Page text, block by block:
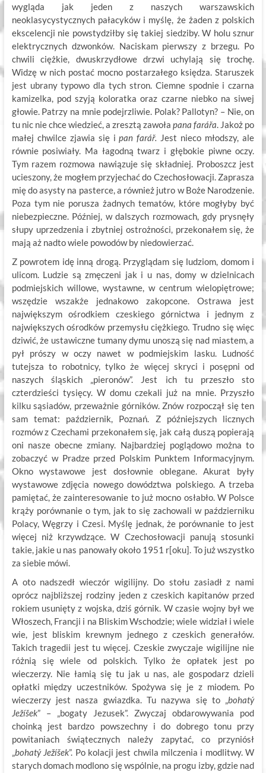
wygląda jak jeden z naszych warszawskich
neoklasycystycznych pałacyków i myślę, że żaden z polskich
ekscelencji nie powstydziłby się takiej siedziby. W holu sznur
elektrycznych dzwonków. Naciskam pierwszy z brzegu. Po
chwili ciężkie, dwuskrzydłowe drzwi uchylają się trochę.
Widzę w nich postać mocno postarzałego księdza. Staruszek
jest ubrany typowo dla tych stron. Ciemne spodnie i czarna
kamizelka, pod szyją koloratka oraz czarne niebko na siwej
głowie. Patrzy na mnie podejrzliwie. Polak? Pallotyn? – Nie, on
tu nic nie chce wiedzieć, a zresztą zawołapana farářa. Jakoż po
małej chwilce zjawia się ipan farář. Jest nieco młodszy, ale
równie posiwiały. Ma łagodną twarz i głębokie piwne oczy.
Tym razem rozmowa nawiązuje się składniej. Proboszcz jest
ucieszony, że mogłem przyjechać do Czechosłowacji. Zaprasza
mię do asysty na pasterce, a również jutro w Boże Narodzenie.
Poza tym nie porusza żadnych tematów, które mogłyby być
niebezpieczne. Później, w dalszych rozmowach, gdy prysnęły
słupy uprzedzenia i zbytniej ostrożności, przekonałem się, że
mają aż nadto wiele powodów by niedowierzać.
Z powrotem idę inną drogą. Przyglądam się ludziom, domom i
ulicom. Ludzie są zmęczeni jak i u nas, domy w dzielnicach
podmiejskich willowe, wystawne, w centrum wielopiętrowe;
wszędzie wszakże jednakowo zakopcone. Ostrawa jest
największym ośrodkiem czeskiego górnictwa i jednym z
największych ośrodków przemysłu ciężkiego. Trudno się więc
dziwić, że ustawiczne tumany dymu unoszą się nad miastem, a
pył prószy w oczy nawet w podmiejskim lasku. Ludność
tutejsza to robotnicy, tylko że więcej skryci i posępni od
naszych śląskich „pieronów”. Jest ich tu przeszło sto
czterdzieści tysięcy. W domu czekali już na mnie. Przyszło
kilku sąsiadów, przeważnie górników. Znów rozpoczął się ten
sam temat: październik, Poznań. Z późniejszych licznych
rozmów z Czechami przekonałem się, jak całą duszą popierają
oni nasze obecne zmiany. Najbardziej poglądowo można to
zobaczyć w Pradze przed Polskim Punktem Informacyjnym.
Okno wystawowe jest dosłownie oblegane. Akurat były
wystawowe zdjęcia nowego dowództwa polskiego. A trzeba
pamiętać, że zainteresowanie to już mocno osłabło. W Polsce
krąży porównanie o tym, jak to się zachowali w październiku
Polacy, Węgrzy i Czesi. Myślę jednak, że porównanie to jest
więcej niż krzywdzące. W Czechosłowacji panują stosunki
takie, jakie u nas panowały około 1951 r[oku]. To już wszystko
za siebie mówi.
A oto nadszedł wieczór wigilijny. Do stołu zasiadł z nami
oprócz najbliższej rodziny jeden z czeskich kapitanów przed
rokiem usunięty z wojska, dziś górnik. W czasie wojny był we
Włoszech, Francji i na Bliskim Wschodzie; wiele widział i wiele
wie, jest bliskim krewnym jednego z czeskich generałów.
Takich tragedii jest tu więcej. Czeskie zwyczaje wigilijne nie
różnią się wiele od polskich. Tylko że opłatek jest po
wieczerzy. Nie łamią się tu jak u nas, ale gospodarz dzieli
opłatki między uczestników. Spożywa się je z miodem. Po
wieczerzy jest nasza gwiazdka. Tu nazywa się to „bohatý
Ježíšek” – „bogaty Jezusek”. Zwyczaj obdarowywania pod
choinką jest bardzo powszechny i do dobrego tonu przy
powitaniach świątecznych należy zapytać, co przyniósł
„bohatý Ježíšek”. Po kolacji jest chwila milczenia i modlitwy. W
starych domach modlono się wspólnie, na progu izby, gdzie nad